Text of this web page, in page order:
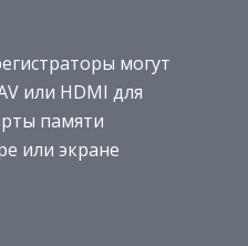
могут
или HDMI для
памяти
или экране